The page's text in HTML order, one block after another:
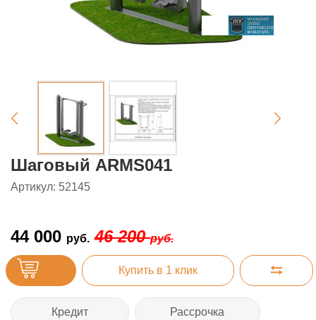
Шаговый ARMS041
Артикул: 52145
44 000 руб. 46 200руб.
Купить в 1 клик
Кредит Рассрочка